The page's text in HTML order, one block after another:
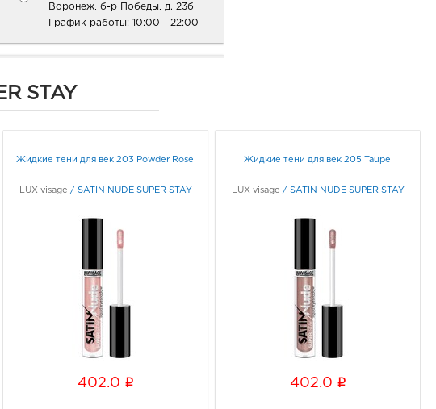
Воронеж, б-р Победы, д. 23б
График работы: 10:00 - 22:00
402.0 руб.
394074, Воронежская обл, г
394033, Воронежская обл, г
Воронеж, пр-кт Ленинский, д.
График работы:
Воронеж Пятерочка
Придонской: 402.0 руб.
394040, Воронежская обл, г
дивизии, д. 33
STAY
Жидкие тени для век 203 Powder Rose
LUX visage / SATIN NUDE SUPER STAY
402.0 i
Жидкие тени для век 205 Taupe
LUX visage / SATIN NUDE SUPER STAY
402.0 i